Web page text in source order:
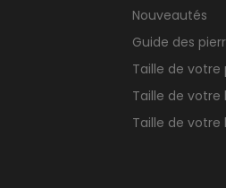
Nouveautés
Guide des
Taille de votre
Taille de votre
Taille de votre